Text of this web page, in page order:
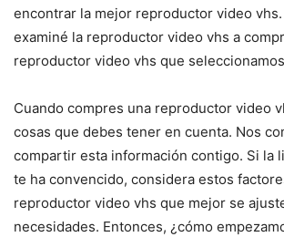
encontrar la mejor reproductor video
examiné la reproductor video vhs a
reproductor video vhs que
Cuando compres una reproductor video
cosas que debes tener en cuenta. Nos
compartir esta información contigo. Si la
te ha convencido, considera estos
reproductor video vhs que mejor se
necesidades. Entonces, ¿cómo